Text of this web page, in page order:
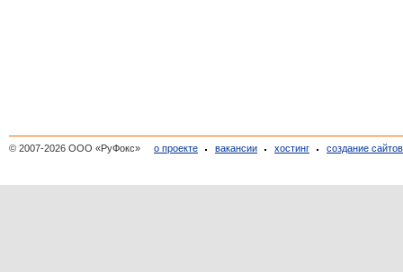
© 2007-2026 ООО «РуФокс» о проекте вакансии хостинг создание сайтов